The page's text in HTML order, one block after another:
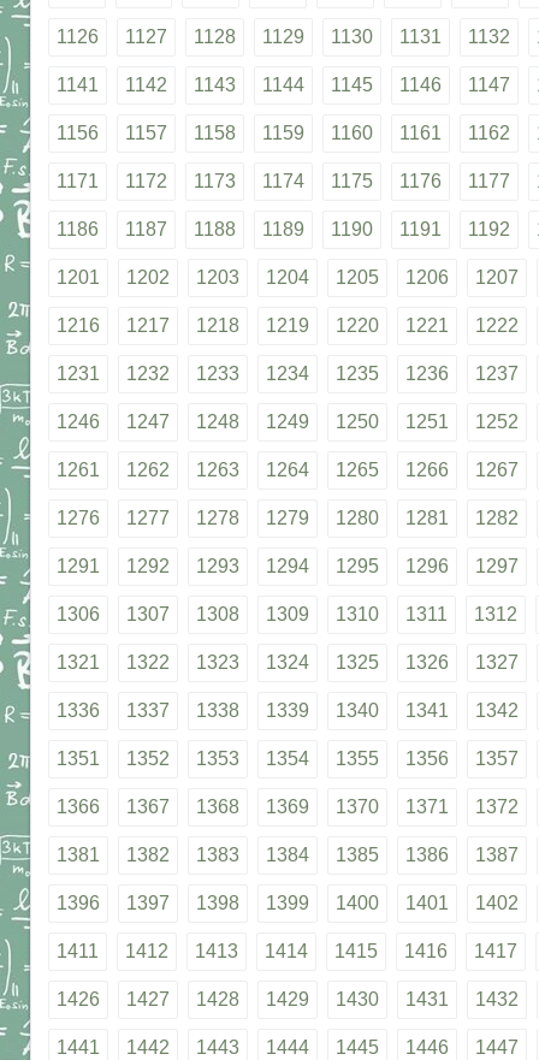
1126 1127 1128 1129 1130 1131 1132
1141 1142 1143 1144 1145 1146 1147
1156 1157 1158 1159 1160 1161 1162
1171 1172 1173 1174 1175 1176 1177
1186 1187 1188 1189 1190 1191 1192
1201 1202 1203 1204 1205 1206 1207
1216 1217 1218 1219 1220 1221 1222
1231 1232 1233 1234 1235 1236 1237
1246 1247 1248 1249 1250 1251 1252
1261 1262 1263 1264 1265 1266 1267
1276 1277 1278 1279 1280 1281 1282
1291 1292 1293 1294 1295 1296 1297
1306 1307 1308 1309 1310 1311 1312
1321 1322 1323 1324 1325 1326 1327
1336 1337 1338 1339 1340 1341 1342
1351 1352 1353 1354 1355 1356 1357
1366 1367 1368 1369 1370 1371 1372
1381 1382 1383 1384 1385 1386 1387
1396 1397 1398 1399 1400 1401 1402
1411 1412 1413 1414 1415 1416 1417
1426 1427 1428 1429 1430 1431 1432
1441 1442 1443 1444 1445 1446 1447